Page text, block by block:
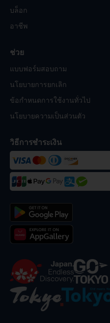
บล็อก
อาชีพ
ช่วย
แบบฟอร์มสอบถาม
นโยบายการยกเลิก
ข้อกำหนดการใช้งานทั่วไป
นโยบายความเป็นส่วนตัว
วิธีการชำระเงิน